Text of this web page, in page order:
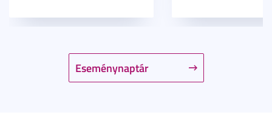
Eseménynaptár